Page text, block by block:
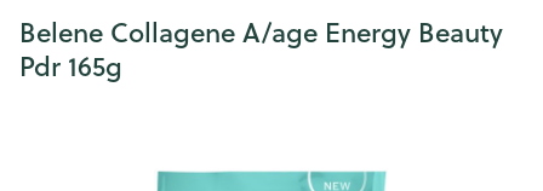
Belene Collagene A/age Energy Beauty
Pdr 165g